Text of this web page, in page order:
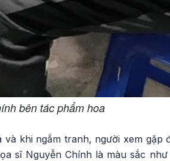
bên tác phẩm hoa
khi ngắm tranh, người xem gặp
sĩ Nguyễn Chính là màu sắc